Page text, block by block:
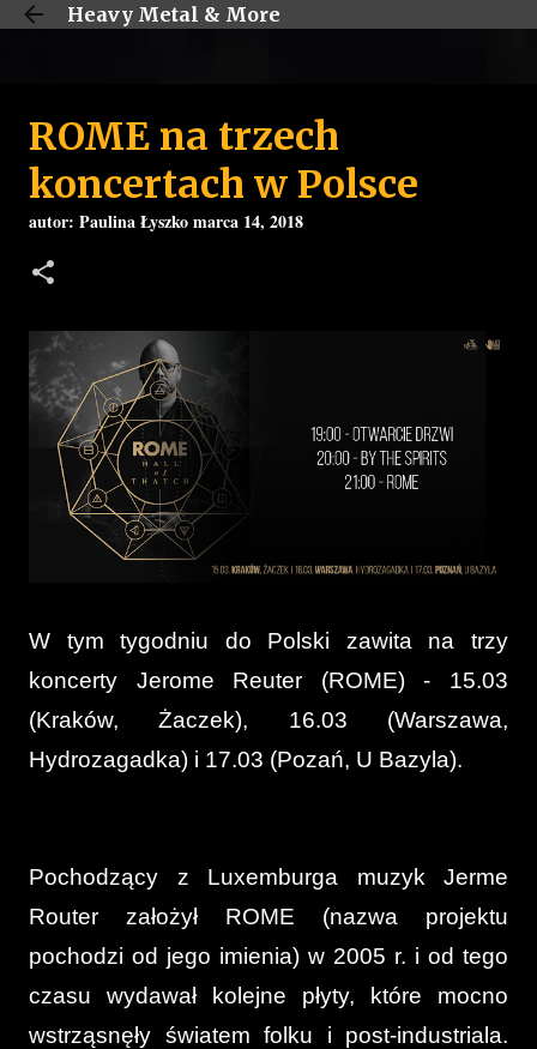
Przejdź do głównej zawartości
Heavy Metal & More
ROME na trzech
koncertach w Polsce
autor: Paulina Łyszkomarca 14, 2018
W tym tygodniu do Polski zawita na trzy
koncerty Jerome Reuter (ROME) - 15.03
(Kraków, Żaczek), 16.03 (Warszawa,
Hydrozagadka) i 17.03 (Pozań, U Bazyla).
Pochodzący z Luxemburga muzyk Jerme
Router założył ROME (nazwa projektu
pochodzi od jego imienia) w 2005 r. i od tego
czasu wydawał kolejne płyty, które mocno
wstrząsnęły światem folku i post-industriala.